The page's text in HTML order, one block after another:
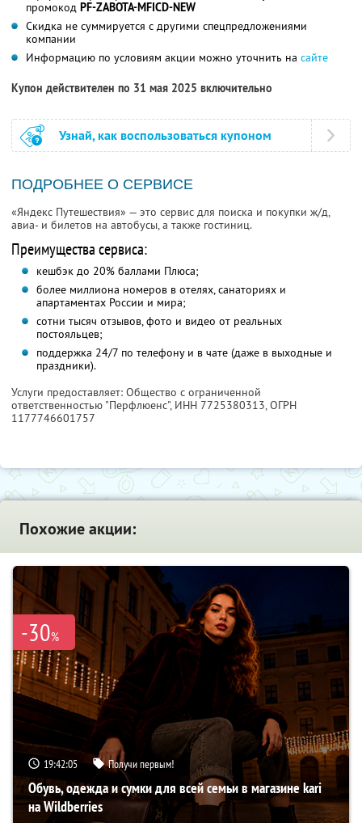
промокод PF-ZABOTA-MFICD-NEW
Скидка не суммируется с другими спецпредложениями
компании
Информацию по условиям акции можно уточнить на сайте
Купон действителен по 31 мая 2025 включительно
Узнай, как воспользоваться купоном
ПОДРОБНЕЕ О СЕРВИСЕ
«Яндекс Путешествия» — это сервис для поиска и покупки ж/д,
авиа- и билетов на автобусы, а также гостиниц.
Преимущества сервиса:
кешбэк до 20% баллами Плюса;
более миллиона номеров в отелях, санаториях и
апартаментах России и мира;
сотни тысяч отзывов, фото и видео от реальных
постояльцев;
поддержка 24/7 по телефону и в чате (даже в выходные и
праздники).
Услуги предоставляет: Общество с ограниченной
ответственностью "Перфлюенс", ИНН 7725380313, ОГРН
1177746601757
Похожие акции:
-30%
19:42:04 Получи первым!
Обувь, одежда и сумки для всей семьи в магазине kari
на Wildberries